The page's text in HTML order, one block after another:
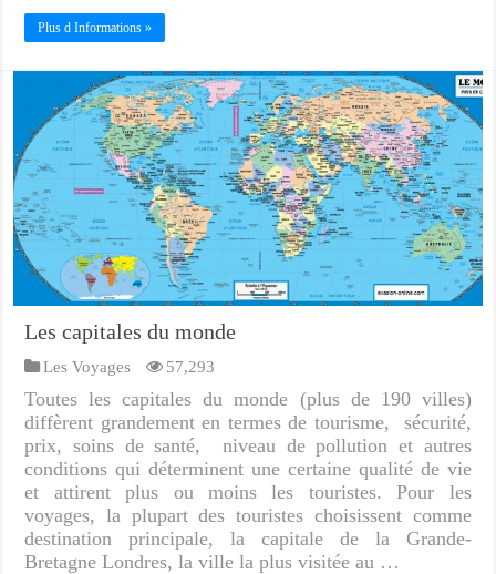
Plus d Informations »
Les capitales du monde
Les Voyages 57,293
Toutes les capitales du monde (plus de 190 villes)
diffèrent grandement en termes de tourisme, sécurité,
prix, soins de santé, niveau de pollution et autres
conditions qui déterminent une certaine qualité de vie
et attirent plus ou moins les touristes. Pour les
voyages, la plupart des touristes choisissent comme
destination principale, la capitale de la Grande-
Bretagne Londres, la ville la plus visitée au …